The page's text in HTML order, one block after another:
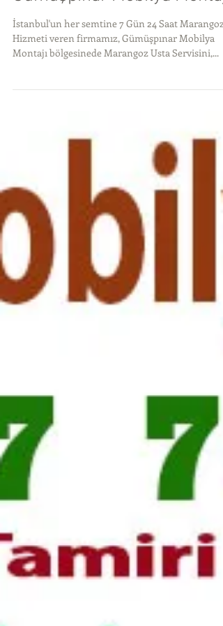
Gümüşpınar Mobilya Montajı
İstanbul'un her semtine 7 Gün 24 Saat Marangoz
Hizmeti veren firmamız, Gümüşpınar Mobilya